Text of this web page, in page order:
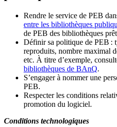
Rendre le service de PEB
entre les bibliothèques
de PEB des bibliothèques
Définir sa politique de PEB :
reproduits, nombre maximal
etc. À titre d’exemple,
bibliothèques de BAnQ.
S’engager à nommer une
PEB.
Respecter les conditions
promotion du logiciel.
Conditions technologiques